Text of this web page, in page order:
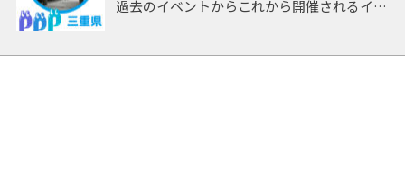
過去のイベントからこれから開催されるイベ